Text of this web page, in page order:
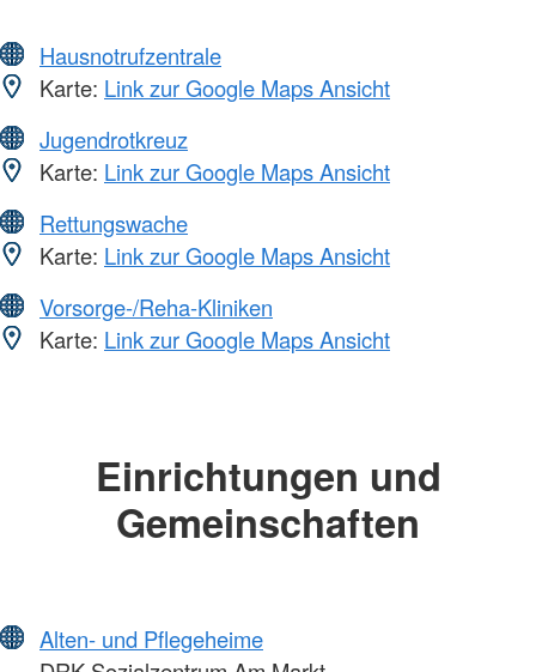
Hausnotrufzentrale
Karte: Link zur Google Maps Ansicht
Jugendrotkreuz
Karte: Link zur Google Maps Ansicht
Rettungswache
Karte: Link zur Google Maps Ansicht
Vorsorge-/Reha-Kliniken
Karte: Link zur Google Maps Ansicht
Einrichtungen und
Gemeinschaften
Alten- und Pflegeheime